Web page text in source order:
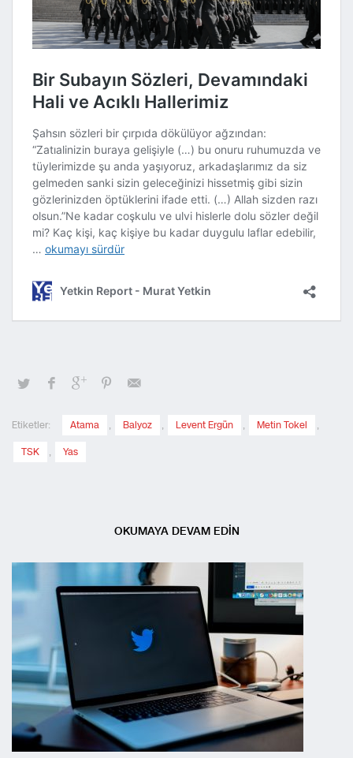
Etiketler: Atama , Balyoz , Levent Ergün , Metin Tokel ,
TSK , Yas
OKUMAYA DEVAM EDİN